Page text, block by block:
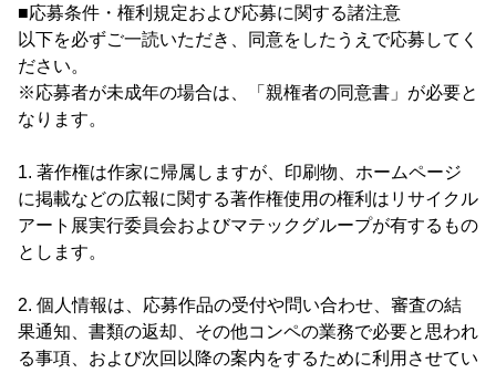
■応募条件・権利規定および応募に関する諸注意
以下を必ずご一読いただき、同意をしたうえで応募してく
ださい。
※応募者が未成年の場合は、「親権者の同意書」が必要と
なります。
1. 著作権は作家に帰属しますが、印刷物、ホームページ
に掲載などの広報に関する著作権使用の権利はリサイクル
アート展実行委員会およびマテックグループが有するもの
とします。
2. 個人情報は、応募作品の受付や問い合わせ、審査の結
果通知、書類の返却、その他コンペの業務で必要と思われ
る事項、および次回以降の案内をするために利用させてい